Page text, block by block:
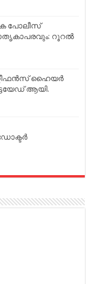
പോലീസ്
റൂറൽ
ഹൈയർ
ആയി.